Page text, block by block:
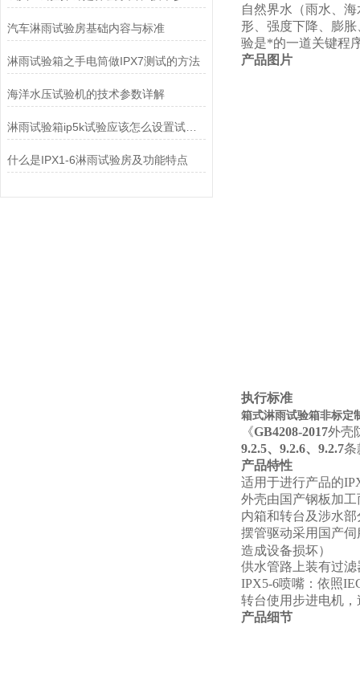
汽车淋雨试验房基础内容与标准
淋雨试验箱之手电筒做IPX7测试的方法
海洋水压试验机的技术参数详解
淋雨试验箱ip5k试验应该怎么设置试验箱
什么是IPX1-6淋雨试验房及功能特点
自然界水（雨水、
形、强度下降、膨
验是*的一道关键程
产品图片
执行标准
箱式淋雨试验箱非标定
《GB4208-2017外壳
9.2.5、9.2.6、9.2.7条
产品特性
适用于进行产品的
外壳由国产钢板加
内箱和转台及涉水
摆管驱动采用国产
造成设备损坏）
供水管路上装有过
IPX5-6喷嘴：依照
转台使用步进电机
产品细节